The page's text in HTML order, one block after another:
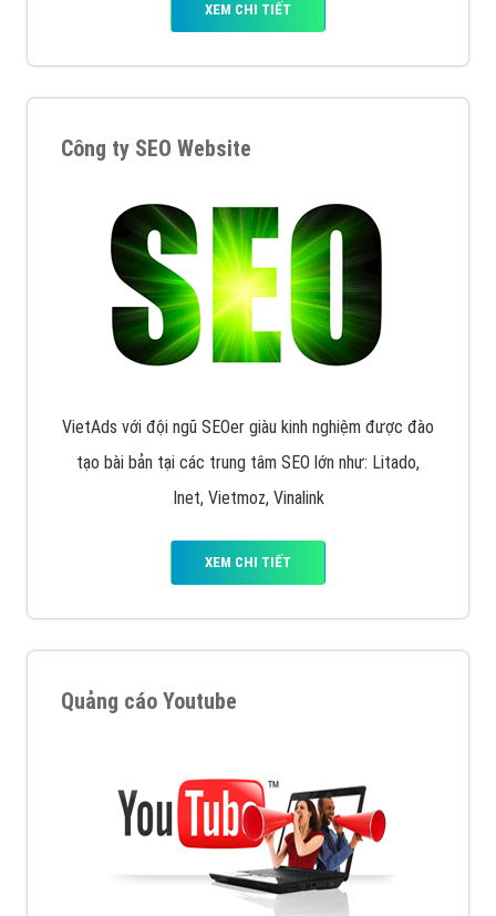
XEM CHI TIẾT
Công ty SEO Website
VietAds với đội ngũ SEOer giàu kinh nghiệm được đào
tạo bài bản tại các trung tâm SEO lớn như: Litado,
Inet, Vietmoz, Vinalink
XEM CHI TIẾT
Quảng cáo Youtube